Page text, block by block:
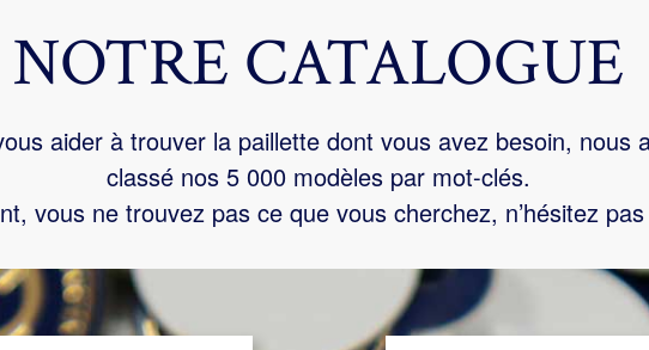
NOTRE CATALOGUE
aider à trouver la paillette dont vous avez besoin, nous
classé nos 5 000 modèles par mot-clés.
vous ne trouvez pas ce que vous cherchez, n’hésitez